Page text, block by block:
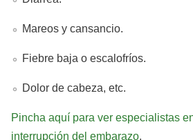
Mareos y cansancio.
Fiebre baja o escalofríos.
Dolor de cabeza, etc.
Pincha aquí para ver especialistas
interrupción del embarazo.